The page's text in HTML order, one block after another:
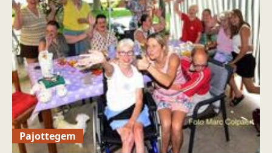
Pajottegem